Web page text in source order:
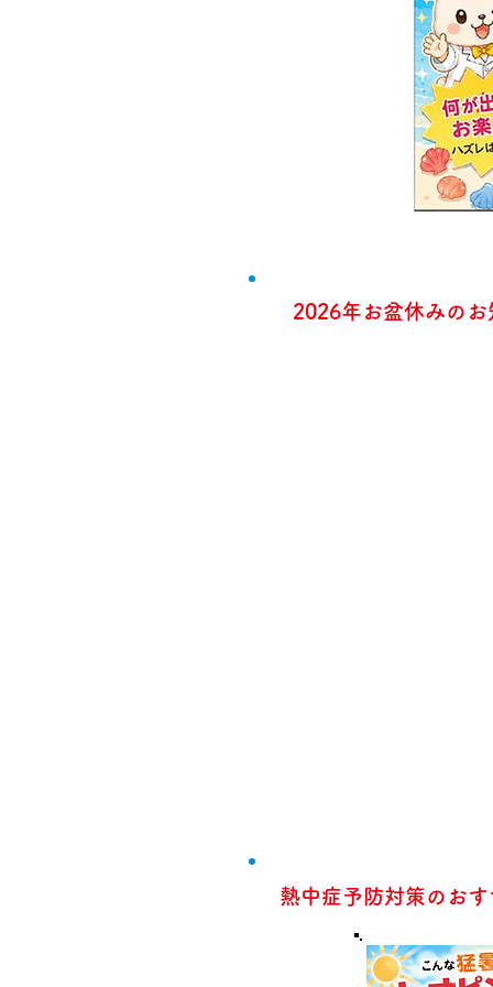
2026年お盆休みのお
熱中症予防対策のおす